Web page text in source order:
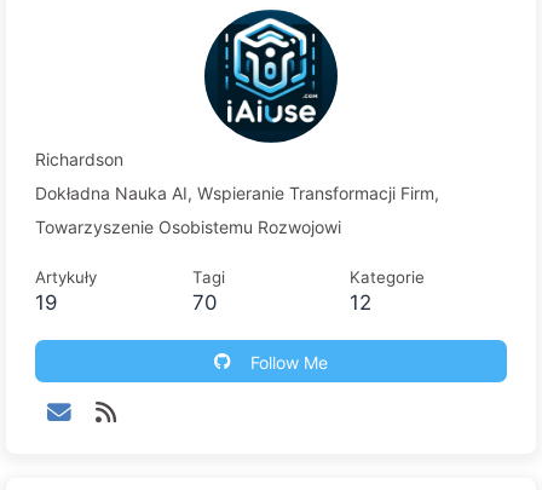
Richardson
Dokładna Nauka AI, Wspieranie Transformacji Firm,
Towarzyszenie Osobistemu Rozwojowi
Artykuły
19
Tagi
70
Kategorie
12
Follow Me